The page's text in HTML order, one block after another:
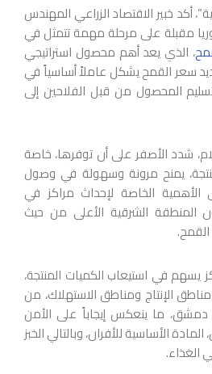
أكد خبير الاقتصاد الزراعي المهندس
مقبلة على مرحلة مهمة تتمثل في
، الذي يعد أهم محصول استراتيجي
سعر القمح يشكل عاملاً أساسياً في
المحصول من قبل الفلاحين إلى
شدد الأصفر على أن توفرها، خاصة
يمنح مرونة وسهولة في وصول
الأهمية الخاصة لإحداث مراكز في
المنطقة الشرقية الأعلى من حيث
يسهم في استيعاب الكميات المنتجة،
الإنتاج ومناطق الاستهلاك، من
دمشق، ما ينعكس إيجاباً على الأمن
الأساسية للأفران، وبالتالي الخبز
الغذاء.